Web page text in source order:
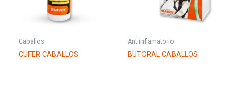
Caballos
CUFER CABALLOS
Antiinflamatorio
BUTORAL CABALLOS